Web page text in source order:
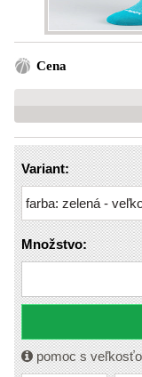
Cena
Variant:
Množstvo:
pomoc s